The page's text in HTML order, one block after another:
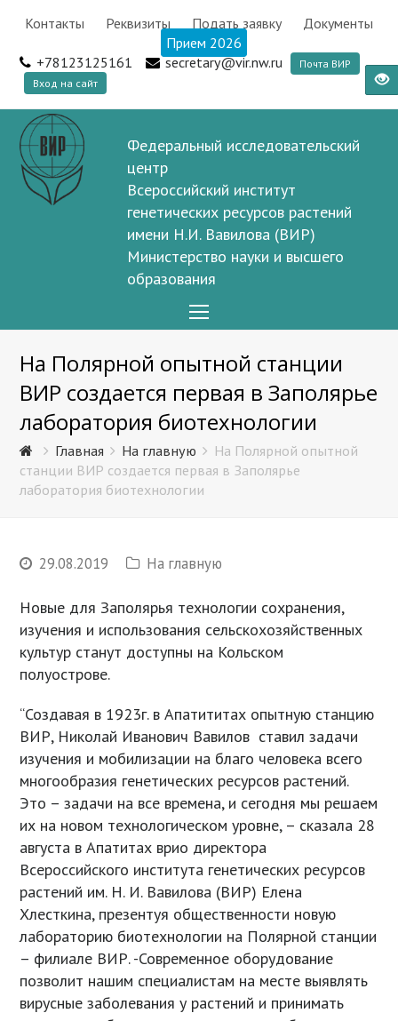
Контакты Реквизиты Подать заявку
Документы
Прием 2026
+78123125161
secretary@vir.nw.ru
Почта ВИР
Вход на сайт
Федеральный исследовательский
центр
Всероссийский институт
генетических ресурсов растений
имени Н.И. Вавилова (ВИР)
Министерство науки и высшего
образования
Menu
На Полярной опытной станции
ВИР создается первая в Заполярье
лаборатория биотехнологии
Главная На главную
На Полярной опытной
станции ВИР создается первая в Заполярье
лаборатория биотехнологии
29.08.2019 На главную
Новые для Заполярья технологии сохранения,
изучения и использования сельскохозяйственных
культур станут доступны на Кольском
полуострове.
“Создавая в 1923г. в Апатититах опытную станцию
ВИР, Николай Иванович Вавилов ставил задачи
изучения и мобилизации на благо человека всего
многообразия генетических ресурсов растений.
Это – задачи на все времена, и сегодня мы решаем
их на новом технологическом уровне, – сказала 28
августа в Апатитах врио директора
Всероссийского института генетических ресурсов
растений им. Н. И. Вавилова (ВИР) Елена
Хлесткина, презентуя общественности новую
лабораторию биотехнологии на Полярной станции
– филиале ВИР. -Современное оборудование
позволит нашим специалистам на месте выявлять
вирусные заболевания у растений и принимать